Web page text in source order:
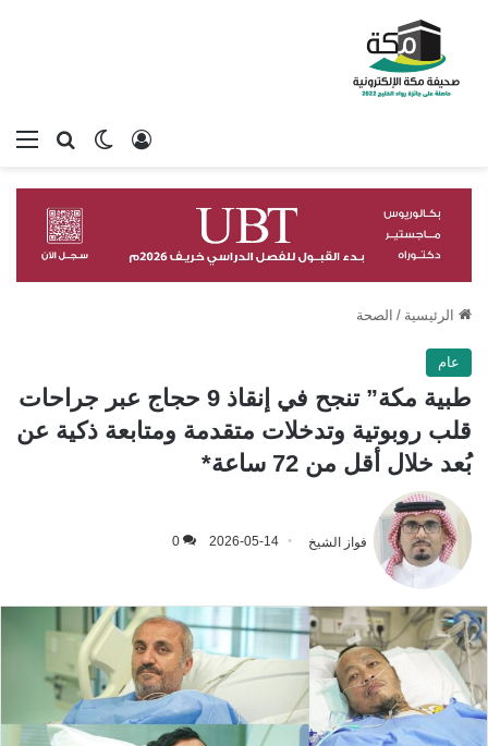
بحثالوضع
تسجيل الدخول
الرئيسية / الصحة
عام
طبية مكة” تنجح في إنقاذ 9 حجاج عبر جراحات
قلب روبوتية وتدخلات متقدمة ومتابعة ذكية عن
بُعد خلال أقل من 72 ساعة*
فواز الشيخ 2026-05-14
0